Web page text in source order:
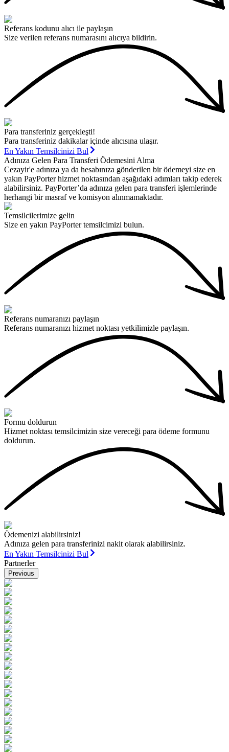
Referans kodunu alıcı ile paylaşın
Size verilen referans numarasını alıcıya bildirin.
Para transferiniz gerçekleşti!
Para transferiniz dakikalar içinde alıcısına ulaşır.
En Yakın Temsilcinizi Bul
Adınıza Gelen Para Transferi Ödemesini Alma
Cezayir'e adınıza ya da hesabınıza gönderilen bir ödemeyi size en
yakın PayPorter hizmet noktasından aşağıdaki adımları takip ederek
alabilirsiniz. PayPorter’da adınıza gelen para transferi işlemlerinde
herhangi bir masraf ve komisyon alınmamaktadır.
Temsilcilerimize gelin
Size en yakın PayPorter temsilcimizi bulun.
Referans numaranızı paylaşın
Referans numaranızı hizmet noktası yetkilimizle paylaşın.
Formu doldurun
Hizmet noktası temsilcimizin size vereceği para ödeme formunu
doldurun.
Ödemenizi alabilirsiniz!
Adınıza gelen para transferinizi nakit olarak alabilirsiniz.
En Yakın Temsilcinizi Bul
Partnerler
Previous